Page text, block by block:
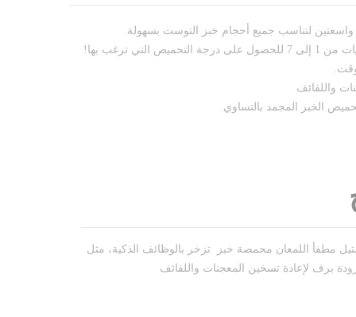
لتناسب جميع أحجام خبز التوست بسهولة.
ترغب بها!
واللفائف
الخبز المجمد بالتساوي.
مطفأ اللمعان محمصة خبز تزخر بالوظائف الذكية، مثل
برف لإعادة تسخين المعجنات واللفائف